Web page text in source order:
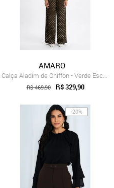
AMARO
Calça Aladim de Chiffon - Verde Escuro
R$ 469,90 R$ 329,90
-20%